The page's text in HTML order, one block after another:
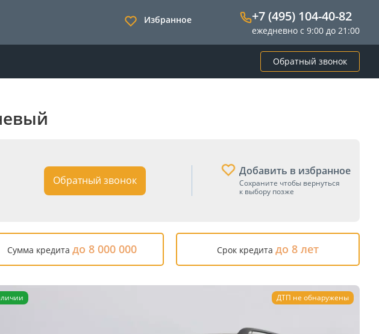
Избранное +7 (495) 104-40-82
ежедневно с 9:00 до 21:00
Обратный звонок
Обратный звонок
Добавить в избранное
Сохраните чтобы вернуться
к выбору позже
Сумма кредита до 8 000 000 Срок кредита до 8 лет
ДТП не обнаружены